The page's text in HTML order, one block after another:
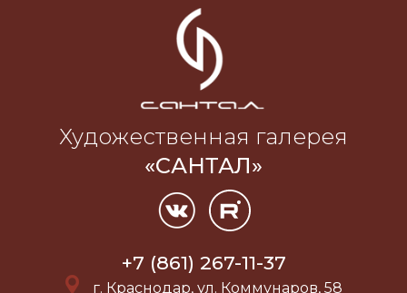
Художественная галерея
«САНТАЛ»
+7 (861) 267-11-37
г. Краснодар, ул. Коммунаров, 58